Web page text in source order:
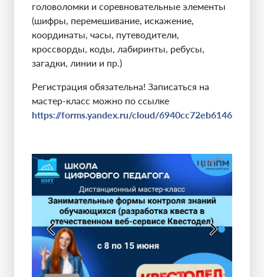
головоломки и соревновательные элементы
(шифры, перемешивание, искажение,
координаты, часы, путеводители,
кроссворды, коды, лабиринты, ребусы,
загадки, линии и пр.)
Регистрация обязательна! Записаться на
мастер-класс можно по ссылке
https://forms.yandex.ru/cloud/